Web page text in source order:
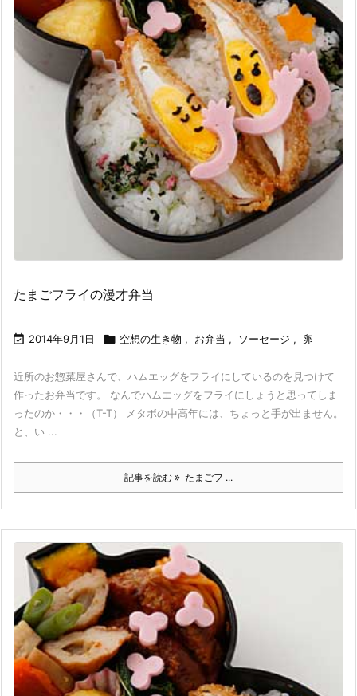
たまごフライの漫才弁当
 2014年9月1日  空想の生き物 , お弁当 , ソーセージ , 卵
近所のお惣菜屋さんで、ハムエッグをフライにしているのを見つけて
作ったお弁当です。 なんでハムエッグをフライにしょうと思ってしま
ったのか・・・（T-T） メタボの中高年には、ちょっと手が出ません。
と、い ...
記事を読む たまごフ ...